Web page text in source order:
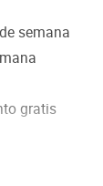
semana
gratis